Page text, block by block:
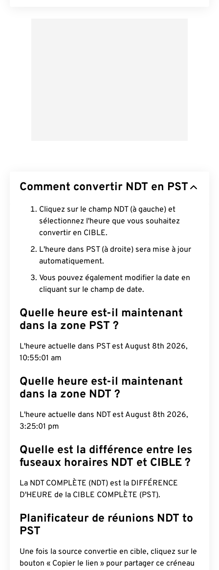
Comment convertir NDT en PST
Cliquez sur le champ NDT (à gauche) et
sélectionnez l'heure que vous souhaitez
convertir en CIBLE.
L'heure dans PST (à droite) sera mise à jour
automatiquement.
Vous pouvez également modifier la date en
cliquant sur le champ de date.
Quelle heure est-il maintenant
dans la zone PST ?
L'heure actuelle dans PST est August 8th 2026,
10:55:02 am
Quelle heure est-il maintenant
dans la zone NDT ?
L'heure actuelle dans NDT est August 8th 2026,
3:25:02 pm
Quelle est la différence entre les
fuseaux horaires NDT et CIBLE ?
La NDT COMPLÈTE (NDT) est la DIFFÉRENCE
D'HEURE de la CIBLE COMPLÈTE (PST).
Planificateur de réunions NDT to
PST
Une fois la source convertie en cible, cliquez sur le
bouton « Copier le lien » pour partager ce créneau